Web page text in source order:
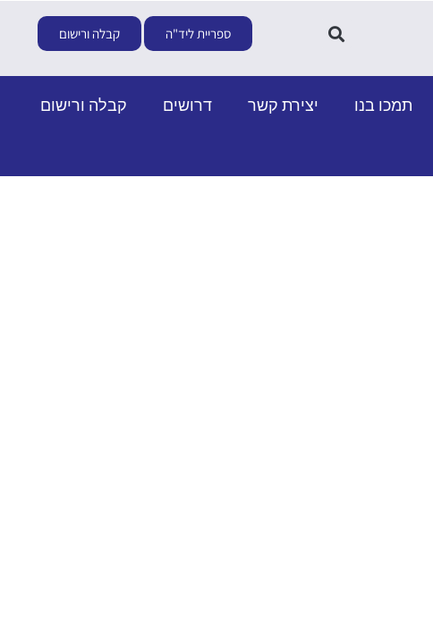
ספריית ליד"ה קבלה ורישום
תמכו בנו יצירת קשר דרושים
קבלה ורישום